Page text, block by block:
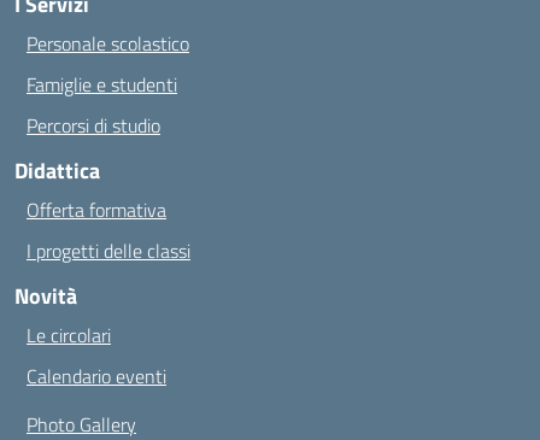
Personale scolastico
Famiglie e studenti
Percorsi di studio
Didattica
Offerta formativa
I progetti delle classi
Novità
Le circolari
Calendario eventi
Photo Gallery